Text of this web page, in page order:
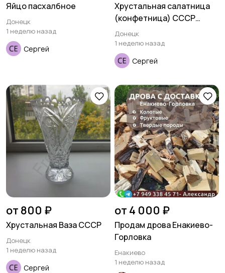
Яйцо пасхалбное
Донецк
1 неделю назад
Сергей
Хрустальная салатница
(конфетница) СССР
ладья
Донецк
1 неделю назад
Сергей
от 800 ₽
Хрустальная Ваза СССР
Донецк
1 неделю назад
Сергей
от 4 000 ₽
Продам дрова Енакиево-
Горловка
Енакиево
1 неделю назад